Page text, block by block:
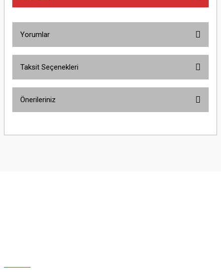
Yorumlar
Taksit Seçenekleri
Önerileriniz
yetersiz gördüğünüz noktaları öneri formunu kullanarak tarafımıza